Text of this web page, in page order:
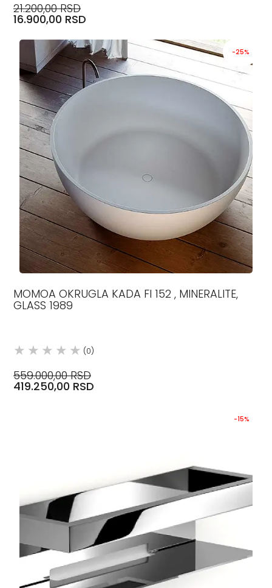
21.200,00 RSD
16.900,00 RSD
-25%
MOMOA OKRUGLA KADA FI 152 , MINERALITE,
GLASS 1989
(0)
559.000,00 RSD
419.250,00 RSD
-15%